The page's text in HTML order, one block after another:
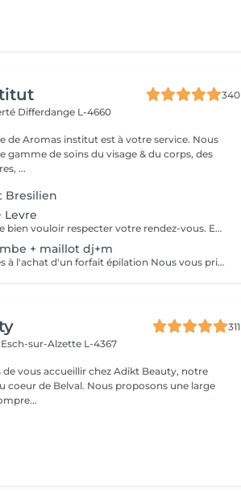
340
Differdange L-4660
de Aromas institut est à votre service. Nous
gamme de soins du visage & du corps, des
...
Bresilien
Levre
Nous vous prions de bien vouloir respecter votre rendez-vous. En prenant rendez-vous, vous occupez une place, dont une autre personne aurait éventuellement besoin. Tout rendez-vous non annulé 24h en avance, est susceptible d'être facturé. (Si vous ne pouvez pas vous présenter à votre RDV, proposez-le éventuellement à un proche ou à un ami) Toute l'équipe de Aromas Institut vous remercie pour votre respect et votre compréhension.
+ maillot dj+m
+ 10 pour les aisselles à l'achat d'un forfait épilation Nous vous prions de bien vouloir respecter votre rendez-vous. En prenant rendez-vous, vous occupez une place, dont une autre personne aurait éventuellement besoin. Tout rendez-vous non annulé 24h en avance, est susceptible d'être facturé. (Si vous ne pouvez pas vous présenter à votre RDV, proposez-le éventuellement à un proche ou à un ami) Toute l'équipe de Aromas Institut vous remercie pour votre respect et votre compréhension.
311
Esch-sur-Alzette L-4367
de vous accueillir chez Adikt Beauty, notre
Nous proposons une large